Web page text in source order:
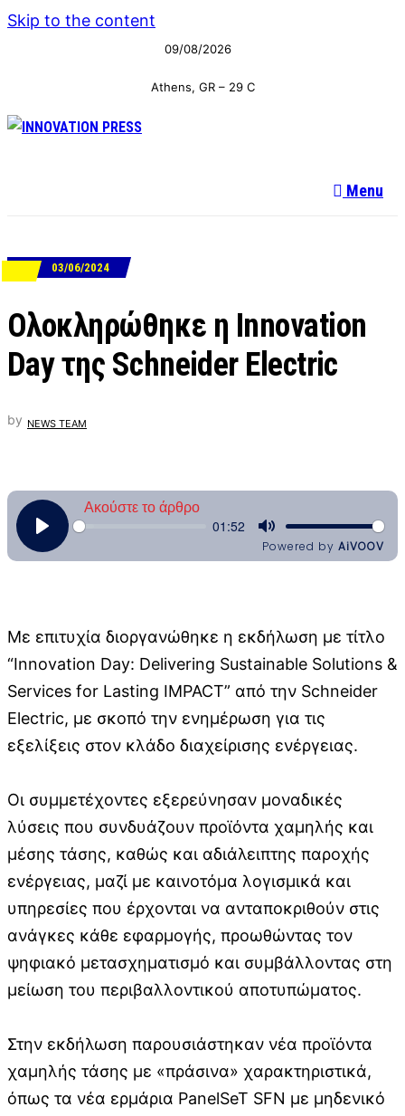
Skip to the content
09/08/2026
Athens, GR – 29 C
Menu
03/06/2024
Ολοκληρώθηκε η Innovation
Day της Schneider Electric
by NEWS TEAM
Με επιτυχία διοργανώθηκε η εκδήλωση με τίτλο
“Innovation Day: Delivering Sustainable Solutions &
Services for Lasting IMPACT” από την Schneider
Electric, με σκοπό την ενημέρωση για τις
εξελίξεις στον κλάδο διαχείρισης ενέργειας.
Οι συμμετέχοντες εξερεύνησαν μοναδικές
λύσεις που συνδυάζουν προϊόντα χαμηλής και
μέσης τάσης, καθώς και αδιάλειπτης παροχής
ενέργειας, μαζί με καινοτόμα λογισμικά και
υπηρεσίες που έρχονται να ανταποκριθούν στις
ανάγκες κάθε εφαρμογής, προωθώντας τον
ψηφιακό μετασχηματισμό και συμβάλλοντας στη
μείωση του περιβαλλοντικού αποτυπώματος.
Στην εκδήλωση παρουσιάστηκαν νέα προϊόντα
χαμηλής τάσης με «πράσινα» χαρακτηριστικά,
όπως τα νέα ερμάρια PanelSeT SFN με μηδενικό